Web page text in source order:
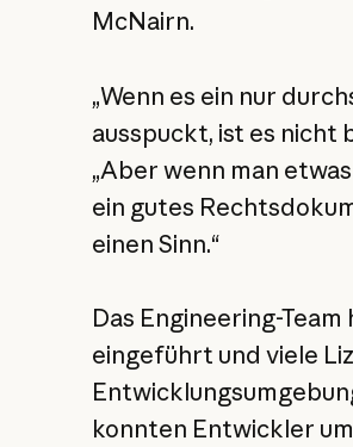
McNairn.
„Wenn es ein nur
ausspuckt, ist es nicht
„Aber wenn man
ein gutes
einen Sinn.“
Das Engineering-
eingeführt und viele
konnten Entwickler